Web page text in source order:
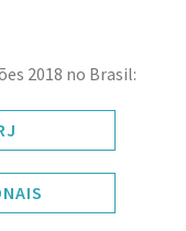
2018 no Brasil: